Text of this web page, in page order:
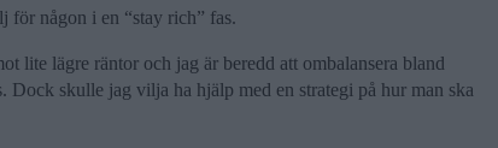
för någon i en “stay rich” fas.
lite lägre räntor och jag är beredd att ombalansera bland
Dock skulle jag vilja ha hjälp med en strategi på hur man ska